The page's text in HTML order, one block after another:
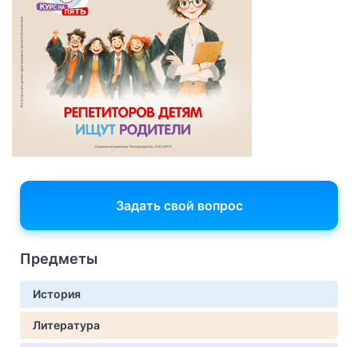
Задать свой вопрос
Предметы
История
Литература